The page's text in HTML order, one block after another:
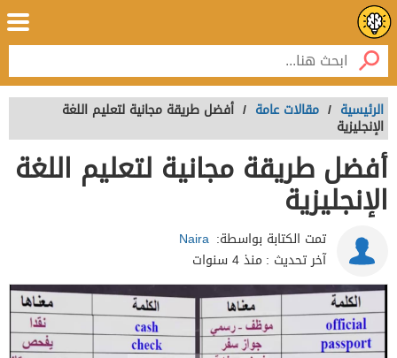
الرئيسية / مقالات عامة / أفضل طريقة مجانية لتعليم اللغة
الإنجليزية
أفضل طريقة مجانية لتعليم اللغة
الإنجليزية
تمت الكتابة بواسطة: Naira
آخر تحديث : منذ 4 سنوات